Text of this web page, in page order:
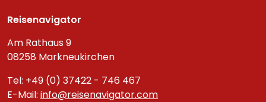
Reisenavigator
Am Rathaus 9
08258 Markneukirchen
Tel: +49 (0) 37422 - 746 467
E-Mail: info@reisenavigator.com